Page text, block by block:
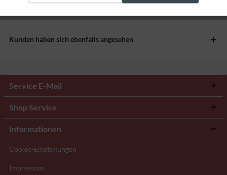
Kunden haben sich ebenfalls angesehen
Service E-Mail
Shop Service
Informationen
Cookie-Einstellungen
Impressum